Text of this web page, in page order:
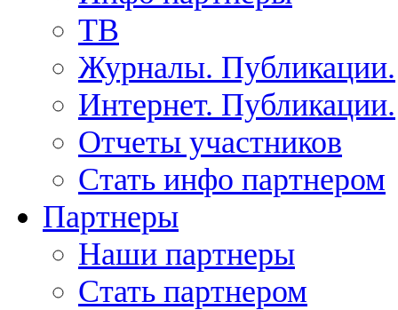
ТВ
Журналы. Публикации.
Интернет. Публикации.
Отчеты участников
Стать инфо партнером
Партнеры
Наши партнеры
Стать партнером